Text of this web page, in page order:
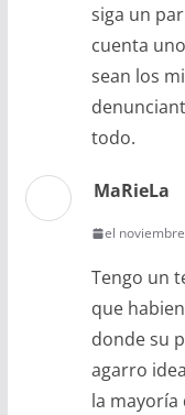
siga un
cuenta
sean los
todo.
MaRieLa
el
Tengo un
que
donde su
agarro
la mayoría